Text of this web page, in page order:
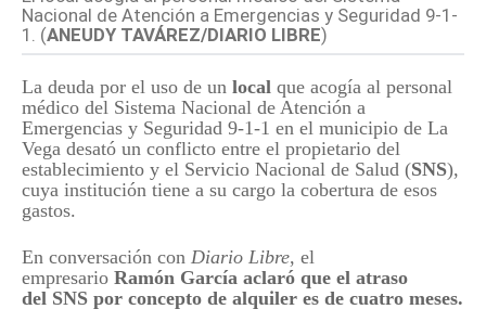
Nacional de Atención a Emergencias y Seguridad 9-1-
1. (ANEUDY TAVÁREZ/DIARIO LIBRE)
La deuda por el uso de un local que acogía al personal
médico del Sistema Nacional de Atención a
Emergencias y Seguridad 9-1-1 en el municipio de La
Vega desató un conflicto entre el propietario del
establecimiento y el Servicio Nacional de Salud (SNS),
cuya institución tiene a su cargo la cobertura de esos
gastos.
En conversación con Diario Libre, el
empresario Ramón García aclaró que el atraso
del SNS por concepto de alquiler es de cuatro meses.